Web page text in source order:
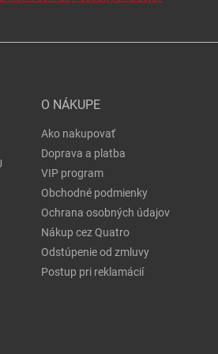
O NÁKUPE
Ako nakupovať
Doprava a platba
VIP program
Obchodné podmienky
Ochrana osobných údajov
Nákup cez Quatro
Odstúpenie od zmluvy
Postup pri reklamácií